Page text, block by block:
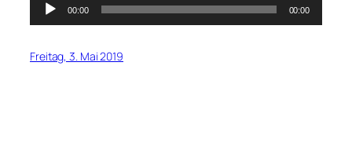
Player
00:00 00:00
Freitag, 3. Mai 2019